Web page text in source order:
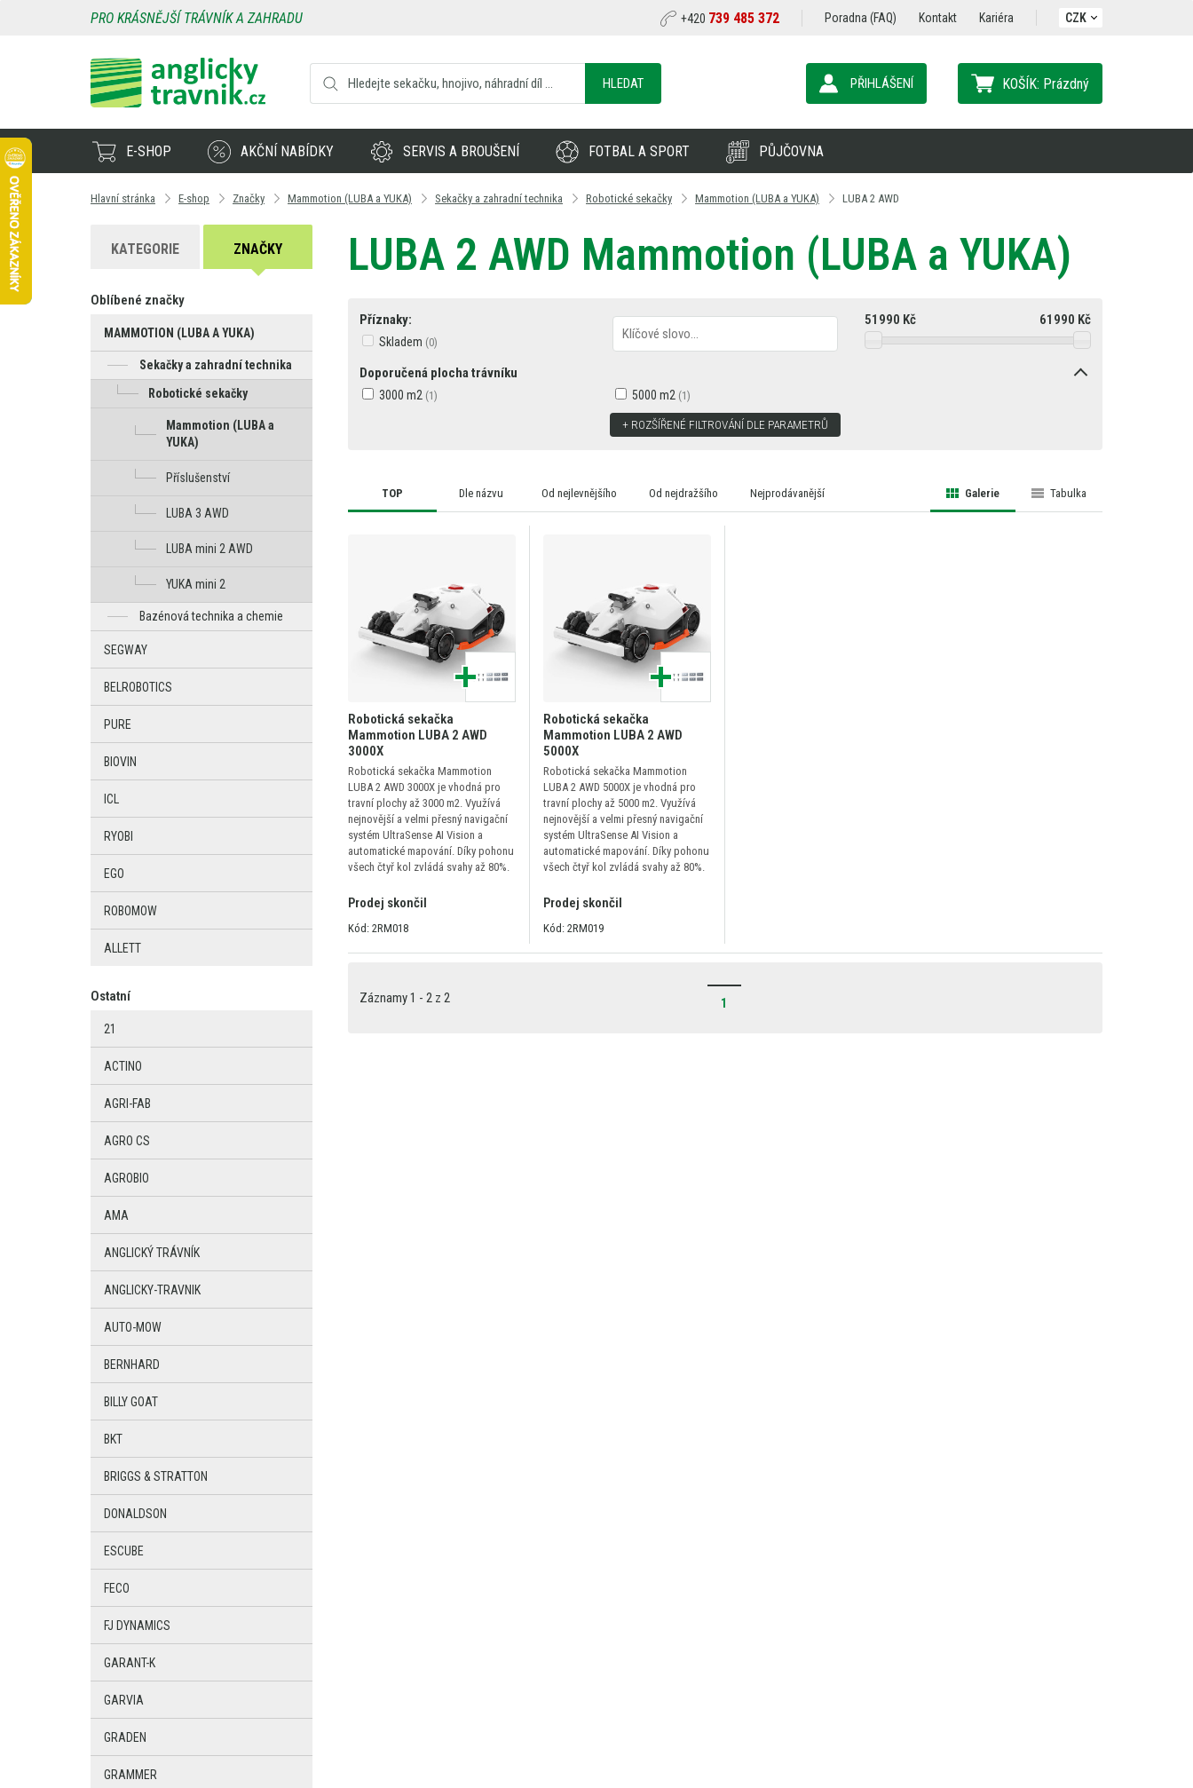
PRO KRÁSNĚJŠÍ TRÁVNÍK A ZAHRADU +420 739 485 372 Poradna (FAQ) Kontakt Kariéra CZK
HLEDAT KOŠÍK: Prázdný
PŘIHLÁŠENÍ
E-SHOP AKČNÍ NABÍDKY SERVIS A BROUŠENÍ FOTBAL A SPORT PŮJČOVNA
Hlavní stránka E-shop Značky Mammotion (LUBA a YUKA) Sekačky a zahradní technika Robotické sekačky Mammotion (LUBA a YUKA) LUBA 2 AWD
LUBA 2 AWD Mammotion (LUBA a YUKA)
Příznaky:
Skladem
51990 Kč 61990 Kč
Doporučená plocha trávníku
3000 m2 5000 m2
ROZŠÍŘENÉ FILTROVÁNÍ DLE PARAMETRŮ
TOP Dle názvu Od nejlevnějšího Od nejdražšího Nejprodávanější Tabulka
Galerie
Robotická sekačka
Mammotion LUBA 2 AWD
3000X
Robotická sekačka Mammotion
LUBA 2 AWD 3000X je vhodná pro
travní plochy až 3000 m2. Využívá
nejnovější a velmi přesný navigační
systém UltraSense AI Vision a
automatické mapování. Díky pohonu
všech čtyř kol zvládá svahy až 80%.
Prodej skončil
Kód: 2RM018
Robotická sekačka
Mammotion LUBA 2 AWD
5000X
Robotická sekačka Mammotion
LUBA 2 AWD 5000X je vhodná pro
travní plochy až 5000 m2. Využívá
nejnovější a velmi přesný navigační
systém UltraSense AI Vision a
automatické mapování. Díky pohonu
všech čtyř kol zvládá svahy až 80%.
Prodej skončil
Kód: 2RM019
Záznamy 1 - 2 z 2 1
KATEGORIE ZNAČKY
Oblíbené značky
MAMMOTION (LUBA A YUKA)
Sekačky a zahradní technika
Robotické sekačky
Mammotion (LUBA a
YUKA)
Příslušenství
LUBA 3 AWD
LUBA mini 2 AWD
YUKA mini 2
Bazénová technika a chemie
SEGWAY
BELROBOTICS
PURE
BIOVIN
ICL
RYOBI
EGO
ROBOMOW
ALLETT
Ostatní
21
ACTINO
AGRI-FAB
AGRO CS
AGROBIO
AMA
ANGLICKÝ TRÁVNÍK
ANGLICKY-TRAVNIK
AUTO-MOW
BERNHARD
BILLY GOAT
BKT
BRIGGS & STRATTON
DONALDSON
ESCUBE
FECO
FJ DYNAMICS
GARANT-K
GARVIA
GRADEN
GRAMMER